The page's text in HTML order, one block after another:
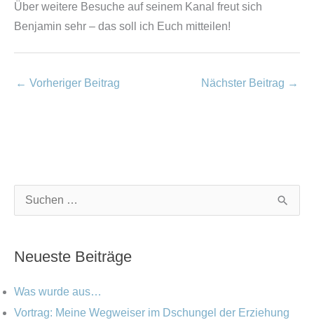
Über weitere Besuche auf seinem Kanal freut sich
Benjamin sehr – das soll ich Euch mitteilen!
← Vorheriger Beitrag Nächster Beitrag →
e
n
Neueste Beiträge
Was wurde aus…
Vortrag: Meine Wegweiser im Dschungel der Erziehung
a
e
r
h